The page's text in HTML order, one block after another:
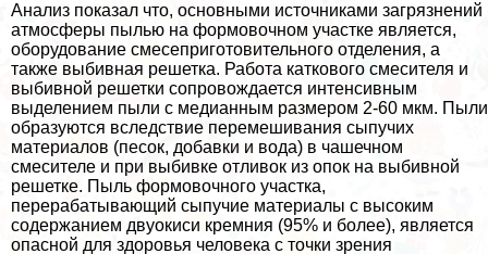
Анализ показал что, основными источниками загрязнений
атмосферы пылью на формовочном участке является,
оборудование смесеприготовительного отделения, а
также выбивная решетка. Работа каткового смесителя и
выбивной решетки сопровождается интенсивным
выделением пыли с медианным размером 2-60 мкм. Пыли
образуются вследствие перемешивания сыпучих
материалов (песок, добавки и вода) в чашечном
смесителе и при выбивке отливок из опок на выбивной
решетке. Пыль формовочного участка,
переpaбатывающий сыпучие материалы с высоким
содержанием двуокиси кремния (95% и более), является
опасной для здоровья человека с точки зрения